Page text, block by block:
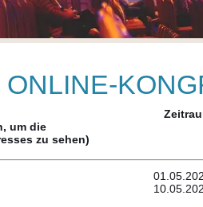
um die
zu sehen)